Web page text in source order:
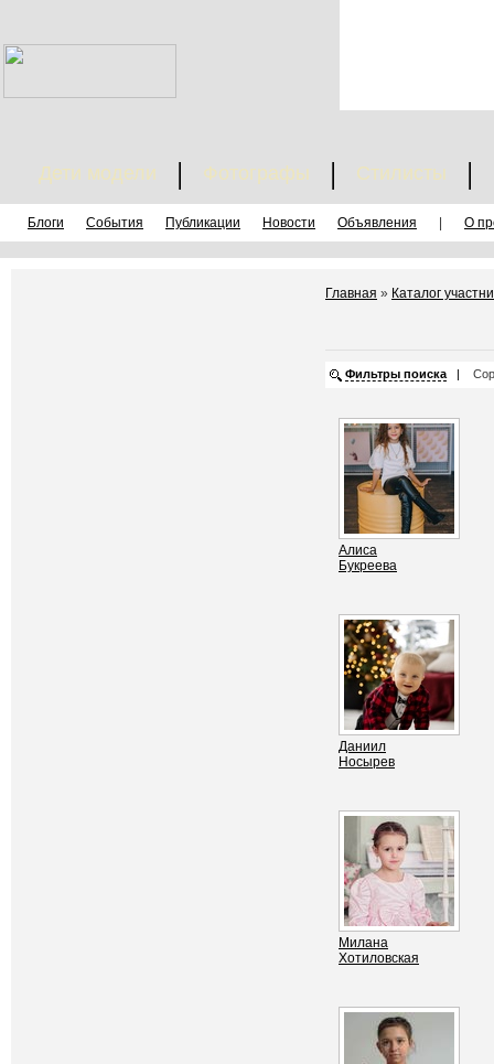
Дети модели Фотографы Стилисты
Блоги События Публикации Новости Объявления О
Главная » Каталог
Фильтры поиска |
Алиса
Букреева
Даниил
Носырев
Милана
Хотиловская